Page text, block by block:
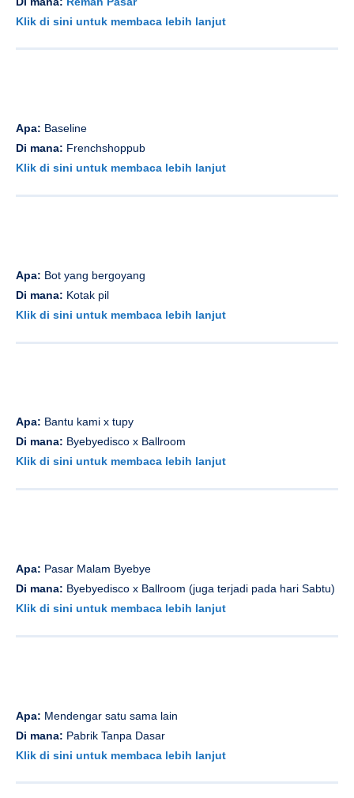
Klik di sini untuk membaca lebih lanjut
Apa: Baseline
Di mana: Frenchshoppub
Klik di sini untuk membaca lebih lanjut
Apa: Bot yang bergoyang
Di mana: Kotak pil
Klik di sini untuk membaca lebih lanjut
Apa: Bantu kami x tupy
Di mana: Byebyedisco x Ballroom
Klik di sini untuk membaca lebih lanjut
Apa: Pasar Malam Byebye
Di mana: Byebyedisco x Ballroom (juga terjadi pada hari Sabtu)
Klik di sini untuk membaca lebih lanjut
Apa: Mendengar satu sama lain
Di mana: Pabrik Tanpa Dasar
Klik di sini untuk membaca lebih lanjut